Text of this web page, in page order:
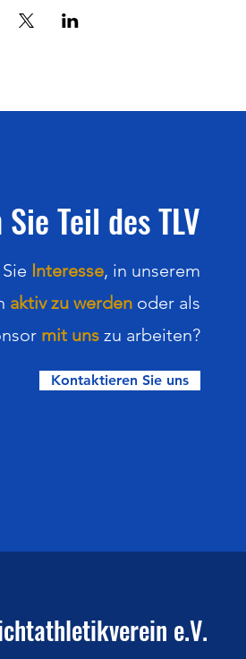
Teil des TLV
Interesse, in unserem
aktiv zu werden oder als
mit uns zu arbeiten?
Kontaktieren Sie uns
e.V.